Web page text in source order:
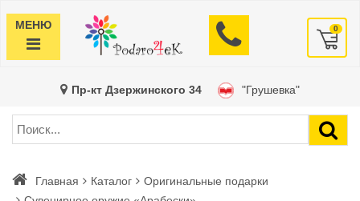
МЕНЮ 0
Пр-кт Дзержинского 34 "Грушевка"
Главная Каталог
Оригинальные подарки